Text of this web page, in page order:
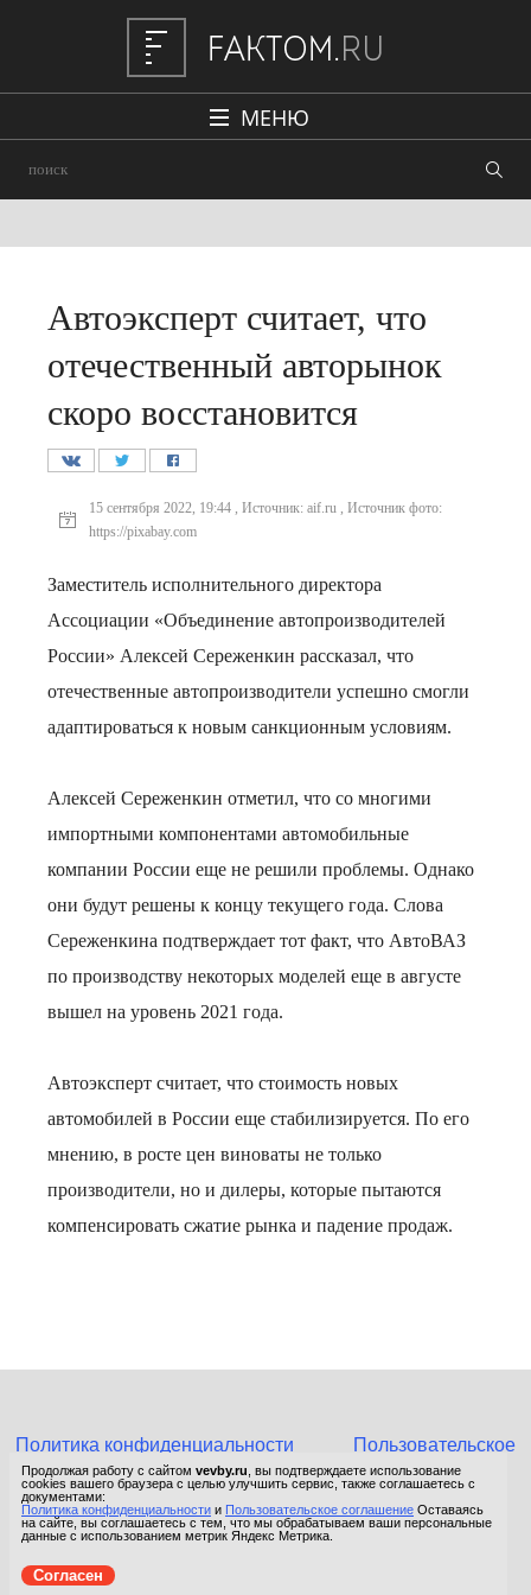
МЕНЮ
Происшествия
Автоэксперт считает, что
отечественный авторынок
скоро восстановится
15 сентября 2022, 19:44 , Источник: aif.ru , Источник фото:
https://pixabay.com
Заместитель исполнительного директора
Ассоциации «Объединение автопроизводителей
России» Алексей Сереженкин рассказал, что
отечественные автопроизводители успешно смогли
адаптироваться к новым санкционным условиям.
Алексей Сереженкин отметил, что со многими
импортными компонентами автомобильные
компании России еще не решили проблемы. Однако
они будут решены к концу текущего года. Слова
Сереженкина подтверждает тот факт, что АвтоВАЗ
по производству некоторых моделей еще в августе
вышел на уровень 2021 года.
Автоэксперт считает, что стоимость новых
автомобилей в России еще стабилизируется. По его
мнению, в росте цен виноваты не только
производители, но и дилеры, которые пытаются
компенсировать сжатие рынка и падение продаж.
Политика конфиденциальности
Пользовательское
соглашение
© 2015-2026 Сетевое издание «Фактом». Зарегистрировано в
Федеральной службе по надзору в сфере связи, информационных
технологий и массовых коммуникаций (Роскомнадзор).
Продолжая работу с сайтом vevby.ru , вы подтверждаете использование
cookies вашего браузера с целью улучшить сервис, также соглашаетесь с
документами:
Политика конфиденциальности и Пользовательское соглашение Оставаясь
на сайте, вы соглашаетесь с тем, что мы обрабатываем ваши персональные
данные с использованием метрик Яндекс Метрика.
Согласен